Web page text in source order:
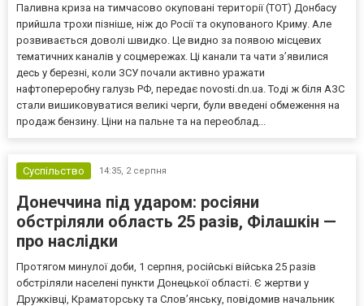
Паливна криза на тимчасово окуповані території (ТОТ) Донбасу
прийшла трохи пізніше, ніж до Росії та окупованого Криму. Але
розвивається доволі швидко. Це видно за появою місцевих
тематичних каналів у соцмережах. Ці канали та чати з’явилися
десь у березні, коли ЗСУ почали активно уражати
нафтопереробну галузь РФ, передає novosti.dn.ua. Тоді ж біля АЗС
стали вишиковуватися великі черги, були введені обмеження на
продаж бензину. Ціни на пальне та на переоблад...
Суспільство 14:35, 2 серпня
Донеччина під ударом: росіяни
обстріляли область 25 разів, Філашкін —
про наслідки
Протягом минулої доби, 1 серпня, російські війська 25 разів
обстріляли населені пункти Донецької області. Є жертви у
Дружківці, Краматорську та Слов’янську, повідомив начальник